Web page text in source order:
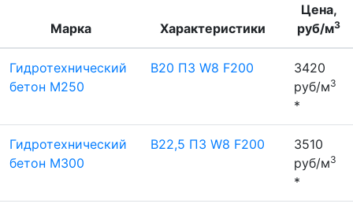
Марка Характеристики
Цена,
руб/м3
Гидротехнический
бетон М250
B20 П3 W8 F200
3420
руб/м3
*
Гидротехнический
бетон М300
B22,5 П3 W8 F200
3510
руб/м3
*